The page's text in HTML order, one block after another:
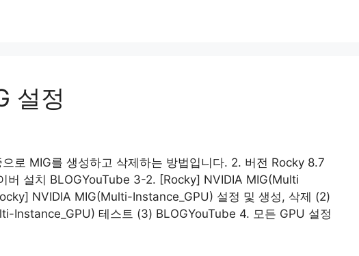
설정
로 MIG를 생성하고 삭제하는 방법입니다. 2. 버전 Rocky 8.7
버 설치 BLOGYouTube 3-2. [Rocky] NVIDIA MIG(Multi
NVIDIA MIG(Multi-Instance_GPU) 설정 및 생성, 삭제 (2)
Instance_GPU) 테스트 (3) BLOGYouTube 4. 모든 GPU 설정